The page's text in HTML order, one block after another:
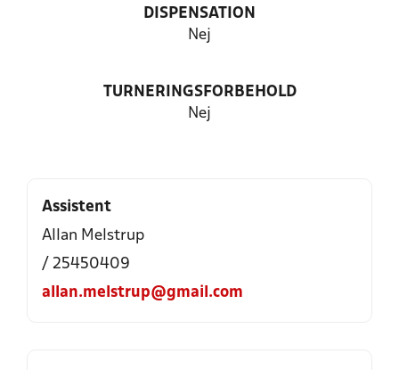
DISPENSATION
Nej
TURNERINGSFORBEHOLD
Nej
Assistent
Allan Melstrup
/ 25450409
allan.melstrup@gmail.com